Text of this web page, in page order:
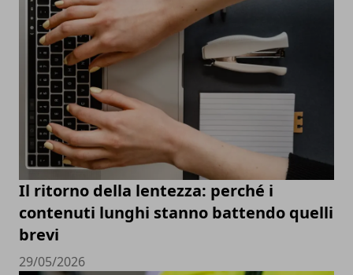
Il ritorno della lentezza: perché i
contenuti lunghi stanno battendo quelli
brevi
29/05/2026